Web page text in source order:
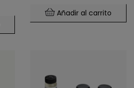
Añadir al carrito